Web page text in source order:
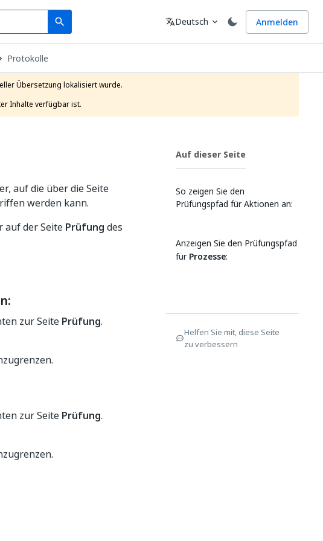
search
Search Sprache
translateDeutsch expand_more Anmelden
Protokolle
Übersetzung lokalisiert wurde.
Inhalte verfügbar ist.
auf die über die Seite
werden kann.
auf der Seite Prüfung des
zur Seite Prüfung.
zur Seite Prüfung.
Auf dieser Seite
So zeigen Sie den
Prüfungspfad für Aktionen an:
Anzeigen Sie den Prüfungspfad
fürProzesse:
Helfen Sie mit, diese Seite
zu verbessern